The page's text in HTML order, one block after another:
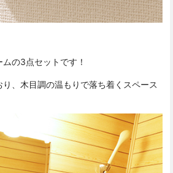
の3点セットです！
、木目調の温もりで落ち着くスペース